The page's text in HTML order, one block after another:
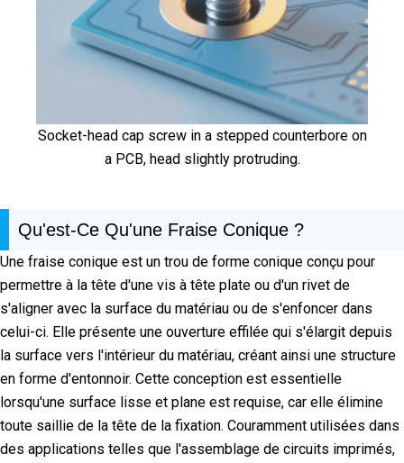
Socket-head cap screw in a stepped counterbore on
a PCB, head slightly protruding.
Qu'est-Ce Qu'une Fraise Conique ?
Une fraise conique est un trou de forme conique conçu pour
permettre à la tête d'une vis à tête plate ou d'un rivet de
s'aligner avec la surface du matériau ou de s'enfoncer dans
celui-ci. Elle présente une ouverture effilée qui s'élargit depuis
la surface vers l'intérieur du matériau, créant ainsi une structure
en forme d'entonnoir. Cette conception est essentielle
lorsqu'une surface lisse et plane est requise, car elle élimine
toute saillie de la tête de la fixation. Couramment utilisées dans
des applications telles que l'assemblage de circuits imprimés,